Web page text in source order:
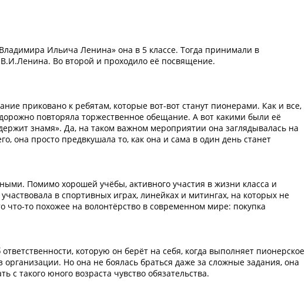
Ильича Ленина» она в 5 классе. Тогда принимали в
Во второй и проходило её посвящение.
приковано к ребятам, которые вот-вот станут пионерами. Как и все,
повторяла торжественное обещание. А вот какими были её
знамя». Да, на таком важном мероприятии она заглядывалась на
она просто предвкушала то, как она и сама в один день станет
Помимо хорошей учёбы, активного участия в жизни класса и
в спортивных играх, линейках и митингах, на которых не
то похожее на волонтёрство в современном мире: покупка
которую он берёт на себя, когда выполняет пионерское
Но она не боялась браться даже за сложные задания, она
такого юного возраста чувство обязательства.